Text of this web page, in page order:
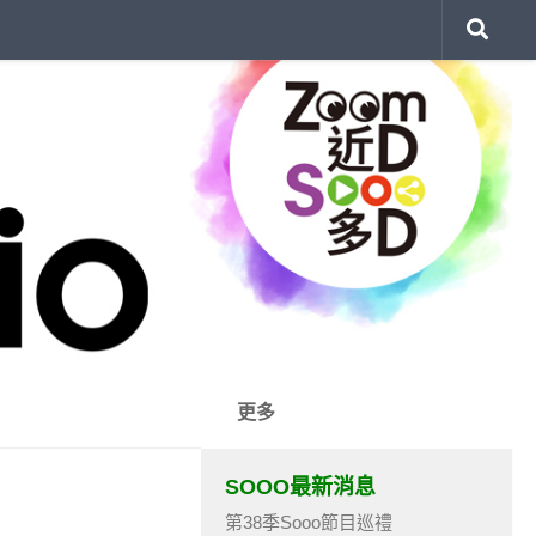
更多
SOOO最新消息
第38季Sooo節目巡禮